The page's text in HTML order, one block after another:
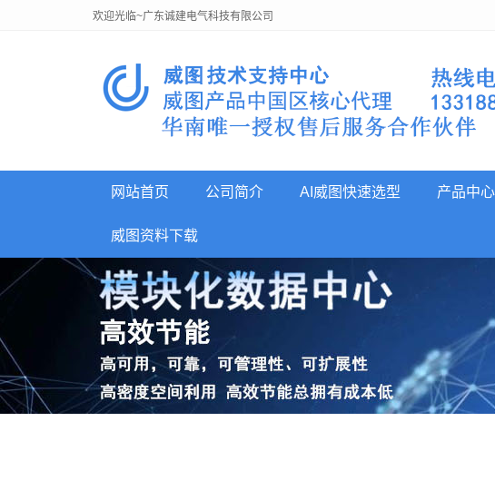
欢迎光临~广东诚建电气科技有限公司
网站首页 公司简介 AI威图快速选型 产品中心
威图资料下载